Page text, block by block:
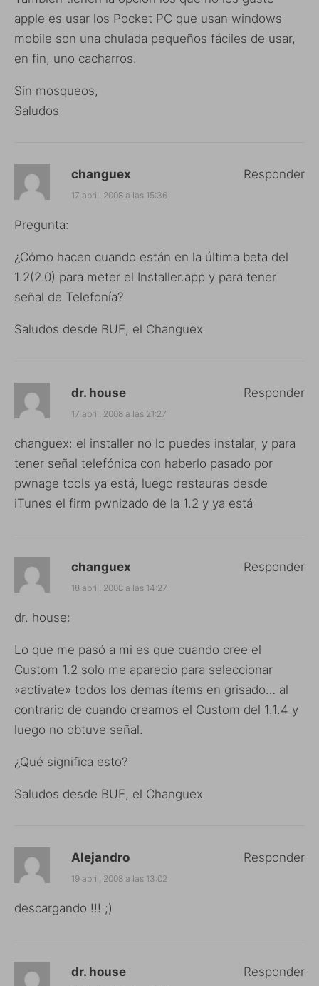
apple es usar los Pocket PC que usan windows
mobile son una chulada pequeños fáciles de usar,
en fin, uno cacharros.
Sin mosqueos,
Saludos
changuex
17 abril, 2008 a las 15:36
Pregunta:
¿Cómo hacen cuando están en la última beta del
1.2(2.0) para meter el Installer.app y para tener
señal de Telefonía?
Saludos desde BUE, el Changuex
Responder
dr. house
17 abril, 2008 a las 21:27
changuex: el installer no lo puedes instalar, y para
tener señal telefónica con haberlo pasado por
pwnage tools ya está, luego restauras desde
iTunes el firm pwnizado de la 1.2 y ya está
Responder
changuex
18 abril, 2008 a las 14:27
dr. house:
Lo que me pasó a mi es que cuando cree el
Custom 1.2 solo me aparecio para seleccionar
«activate» todos los demas ítems en grisado… al
contrario de cuando creamos el Custom del 1.1.4 y
luego no obtuve señal.
¿Qué significa esto?
Saludos desde BUE, el Changuex
Responder
Alejandro
19 abril, 2008 a las 13:02
descargando !!! ;)
Responder
dr. house Responder